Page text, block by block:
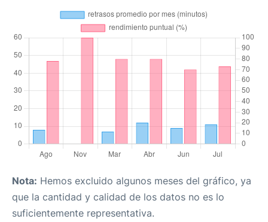
Nota: Hemos excluido algunos meses del gráfico, ya
que la cantidad y calidad de los datos no es lo
suficientemente representativa.